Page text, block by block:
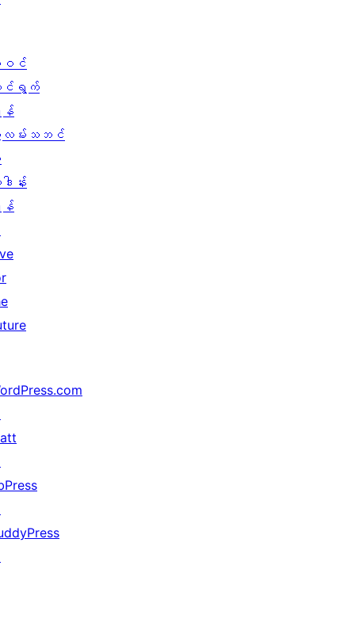
ဝင်
ာင်ရွက်
န်
လမ်းသဘင်
ါန်း
န်